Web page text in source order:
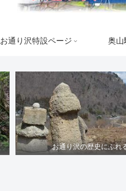
お通り沢特設ページ 奥山
お通り沢の歴史にふれ